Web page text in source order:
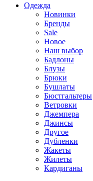
Одежда
Новинки
Бренды
Sale
Новое
Наш выбор
Бадлоны
Блузы
Брюки
Бушлаты
Бюстгальтеры
Ветровки
Джемпера
Джинсы
Другое
Дубленки
Жакеты
Жилеты
Кардиганы